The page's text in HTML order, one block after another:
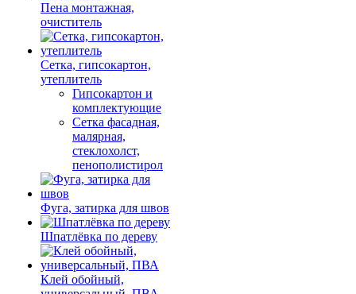
Пена монтажная,
очиститель
Сетка, гипсокартон,
утеплитель
Гипсокартон и
комплектующие
Сетка фасадная,
малярная,
стеклохолст,
пенополистирол
Фуга, затирка для швов
Шпатлёвка по дереву
Клей обойный,